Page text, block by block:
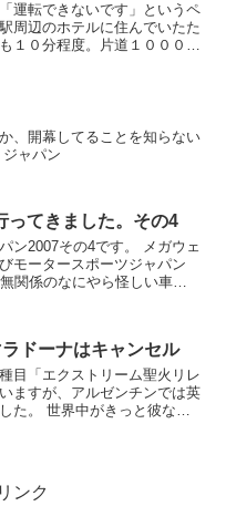
運転できないです」というペ
周辺のホテルに住んでいたた
１０分程度。片道１０００円
、開幕してることを知らない
ねー ラリー・ジャパン
ってきました。その4
その4です。 メガウェ
モータースポーツジャパン
ドーナはキャンセル
目「エクストリーム聖火リレ
ますが、アルゼンチンでは英
と彼なら
ンク